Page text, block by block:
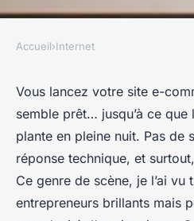
7 Raisons de
Agence Web
Franceline•26/03/2026 07:08•7
Accueil›Internet
Vous lancez votre site e-
semble prêt… jusqu’à ce
plante en pleine nuit. Pas de
réponse technique, et
Ce genre de scène, je l’ai
entrepreneurs brillants mais